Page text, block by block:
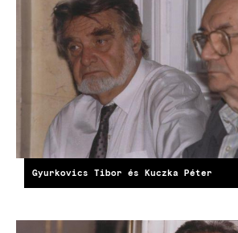
Gyurkovics Tibor és Kuczka Péter